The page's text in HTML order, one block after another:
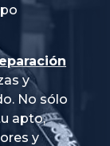
y
. No sólo
apto,
y